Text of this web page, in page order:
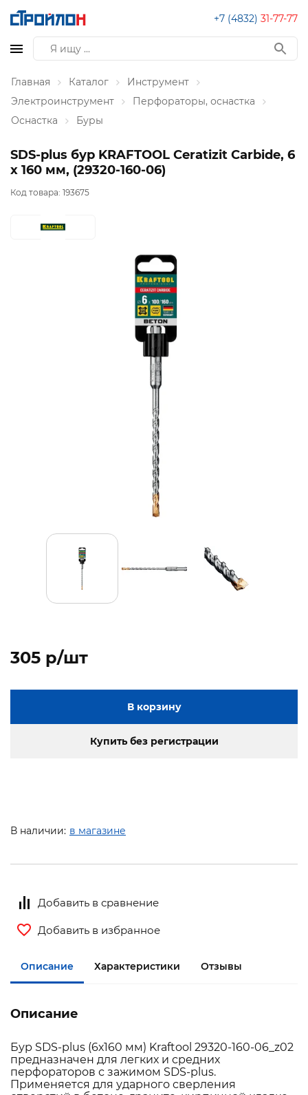
+7 (4832) 31-77-77
Главная Каталог
Инструмент
Электроинструмент
Перфораторы, оснастка
Оснастка
Буры
SDS-plus бур KRAFTOOL Ceratizit Carbide, 6
х 160 мм, (29320-160-06)
Код товара: 193675
305 p/шт
В корзину
Купить без регистрации
В наличии: в магазине
Добавить в сравнение
Добавить в избранное
Описание Характеристики Отзывы
Описание
Бур SDS-plus (6х160 мм) Kraftool 29320-160-06_z02
предназначен для легких и средних
перфораторов с зажимом SDS-plus.
Применяется для ударного сверления